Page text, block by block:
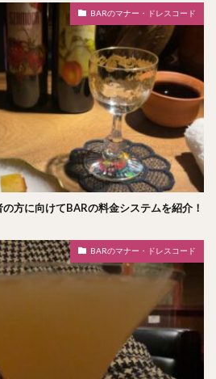
BARのマナー・ドレスコード
方に向けてBARの料金システムを紹介！
BARのマナー・ドレスコード